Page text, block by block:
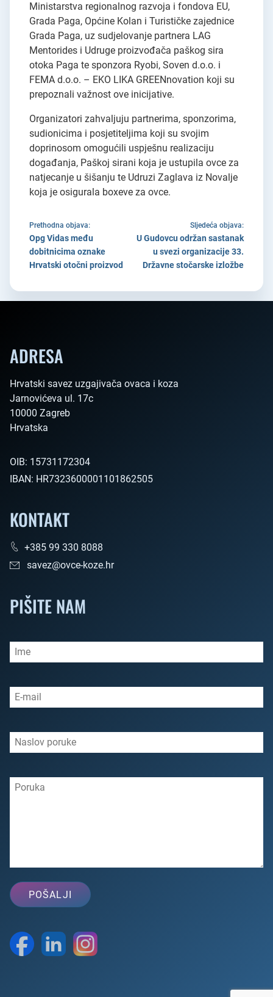
Ministarstva regionalnog razvoja i fondova EU,
Grada Paga, Općine Kolan i Turističke zajednice
Grada Paga, uz sudjelovanje partnera LAG
Mentorides i Udruge proizvođača paškog sira
otoka Paga te sponzora Ryobi, Soven d.o.o. i
FEMA d.o.o. – EKO LIKA GREENnovation koji su
prepoznali važnost ove inicijative.
Organizatori zahvaljuju partnerima, sponzorima,
sudionicima i posjetiteljima koji su svojim
doprinosom omogućili uspješnu realizaciju
događanja, Paškoj sirani koja je ustupila ovce za
natjecanje u šišanju te Udruzi Zaglava iz Novalje
koja je osigurala boxeve za ovce.
Prethodna objava:
Opg Vidas među
dobitnicima oznake
Hrvatski otočni proizvod
Sljedeća objava:
U Gudovcu održan sastanak
u svezi organizacije 33.
Državne stočarske izložbe
ADRESA
Hrvatski savez uzgajivača ovaca i koza
Jarnovićeva ul. 17c
10000 Zagreb
Hrvatska
OIB: 15731172304
IBAN: HR7323600001101862505
KONTAKT
+385 99 330 8088
savez@ovce-koze.hr
PIŠITE NAM